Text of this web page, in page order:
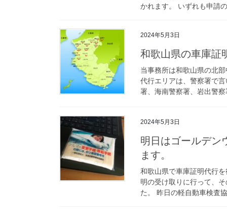
かれます。 いずれも申請
2024年5月3日
和歌山県の車庫証
当事務所は和歌山県の北
代行エリアは、警察署で
署、海南警察署、岩出警
2024年5月3日
明日はゴールデン
ます。
和歌山県で車庫証明代行
明の受け取りに行って、
た。 昨日の軽自動車検査